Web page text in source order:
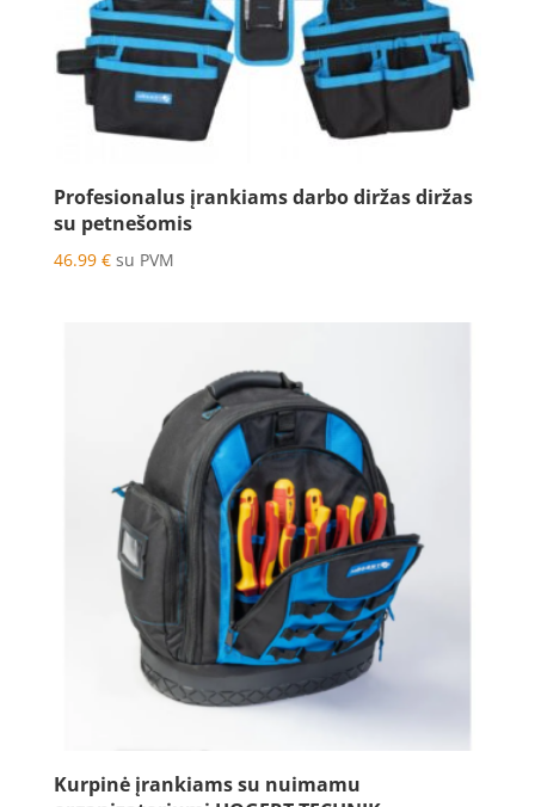
Profesionalus įrankiams darbo diržas diržas
su petnešomis
46.99 € su PVM
Kurpinė įrankiams su nuimamu